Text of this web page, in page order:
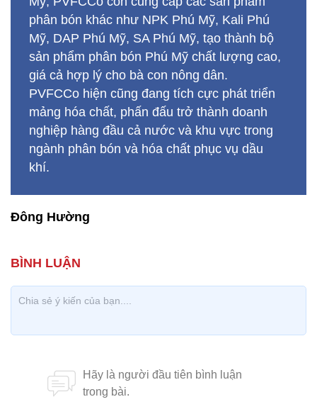
phân bón khác như NPK Phú Mỹ, Kali Phú
Mỹ, DAP Phú Mỹ, SA Phú Mỹ, tạo thành bộ
sản phẩm phân bón Phú Mỹ chất lượng cao,
giá cả hợp lý cho bà con nông dân.
PVFCCo hiện cũng đang tích cực phát triển
mảng hóa chất, phấn đấu trở thành doanh
nghiệp hàng đầu cả nước và khu vực trong
ngành phân bón và hóa chất phục vụ dầu
khí.
Đông Hường